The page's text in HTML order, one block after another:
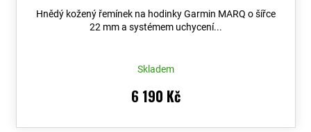
Hnědý kožený řemínek na hodinky Garmin MARQ o šířce
22 mm a systémem uchycení...
Skladem
6 190 Kč